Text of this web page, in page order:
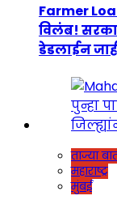
Farmer
विलंब!
डेडलाईन
ताज्या
महाराष्ट्र
मुंबई